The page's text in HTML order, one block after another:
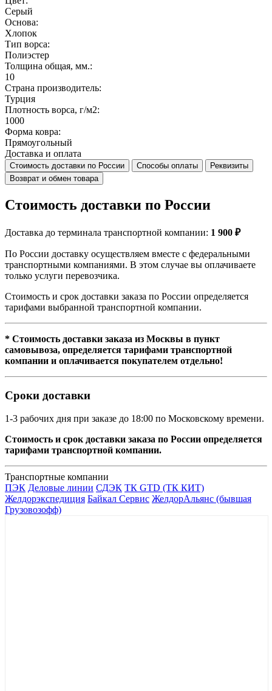
Серый
Основа:
Хлопок
Тип ворса:
Полиэстер
Толщина общая, мм.:
10
Страна производитель:
Турция
Плотность ворса, г/м2:
1000
Форма ковра:
Прямоугольный
Доставка и оплата
Стоимость доставки по России Способы оплаты
Реквизиты
Возврат и обмен товара
Стоимость доставки по России
Доставка до терминала транспортной компании: 1 900 ₽
По России доставку осуществляем вместе с федеральными
транспортными компаниями. В этом случае вы оплачиваете
только услуги перевозчика.
Стоимость и срок доставки заказа по России определяется
тарифами выбранной транспортной компании.
* Стоимость доставки заказа из Москвы в пункт
самовывоза, определяется тарифами транспортной
компании и оплачивается покупателем отдельно!
Сроки доставки
1-3 рабочих дня при заказе до 18:00 по Московскому времени.
Стоимость и срок доставки заказа по России определяется
тарифами транспортной компании.
Транспортные компании
ПЭК Деловые линии СДЭК ТК GTD (ТК КИТ)
Желдорэкспедиция Байкал Сервис ЖелдорАльянс (бывшая
Грузовозофф)